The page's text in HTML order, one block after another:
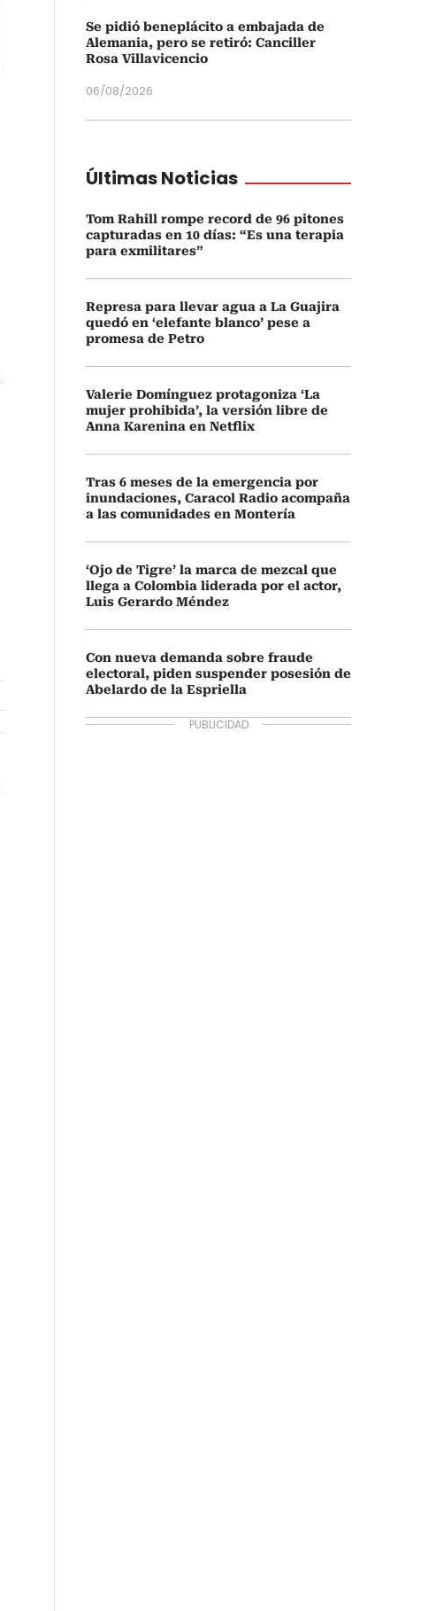
Se pidió beneplácito a embajada de
Alemania, pero se retiró: Canciller
Rosa Villavicencio
06/08/2026
Últimas Noticias
Tom Rahill rompe record de 96 pitones
capturadas en 10 días: “Es una terapia
para exmilitares”
Represa para llevar agua a La Guajira
quedó en ‘elefante blanco’ pese a
promesa de Petro
Valerie Domínguez protagoniza ‘La
mujer prohibida’, la versión libre de
Anna Karenina en Netflix
Tras 6 meses de la emergencia por
inundaciones, Caracol Radio acompaña
a las comunidades en Montería
‘Ojo de Tigre’ la marca de mezcal que
llega a Colombia liderada por el actor,
Luis Gerardo Méndez
Con nueva demanda sobre fraude
electoral, piden suspender posesión de
Abelardo de la Espriella